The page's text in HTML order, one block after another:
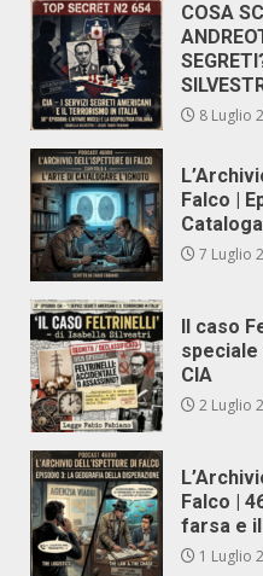
COSA
8 Luglio
Falco |
7 Luglio
Il caso
CIA
2 Luglio
Falco |
farsa e
1 Luglio